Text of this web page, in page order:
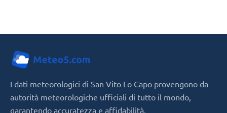
I dati meteorologici di San Vito Lo Capo provengono da
autorità meteorologiche ufficiali di tutto il mondo,
garantendo accuratezza e affidabilità.